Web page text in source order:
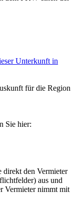
Unterkunft in
für die Region
Sie hier:
direkt den Vermieter
aus und
Vermieter nimmt mit